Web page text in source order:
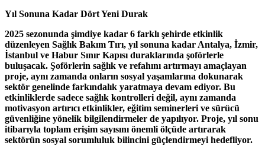
Yıl Sonuna Kadar Dört Yeni Durak
2025 sezonunda şimdiye kadar 6 farklı şehirde etkinlik
düzenleyen Sağlık Bakım Tırı, yıl sonuna kadar Antalya, İzmir,
İstanbul ve Habur Sınır Kapısı duraklarında şoförlerle
buluşacak. Şoförlerin sağlık ve refahını artırmayı amaçlayan
proje, aynı zamanda onların sosyal yaşamlarına dokunarak
sektör genelinde farkındalık yaratmaya devam ediyor. Bu
etkinliklerde sadece sağlık kontrolleri değil, aynı zamanda
motivasyon artırıcı etkinlikler, eğitim seminerleri ve sürücü
güvenliğine yönelik bilgilendirmeler de yapılıyor. Proje, yıl sonu
itibarıyla toplam erişim sayısını önemli ölçüde artırarak
sektörün sosyal sorumluluk bilincini güçlendirmeyi hedefliyor.